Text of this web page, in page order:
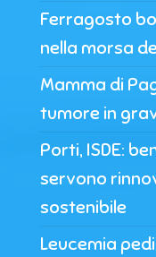
Ferragosto
nella morsa
Mamma di
tumore in
Porti, ISDE:
servono
sostenibile
Leucemia